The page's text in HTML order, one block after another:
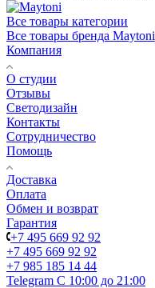
Все товары категории
Все товары бренда Maytoni
Компания
О студии
Отзывы
Светодизайн
Контакты
Сотрудничество
Помощь
Доставка
Оплата
Обмен и возврат
Гарантия
+7 495 669 92 92
+7 495 669 92 92
+7 985 185 14 44
Telegram С 10:00 до 21:00